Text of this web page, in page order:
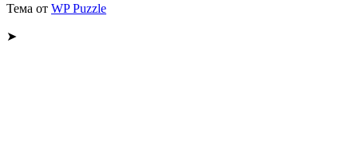
Тема от WP Puzzle
➤